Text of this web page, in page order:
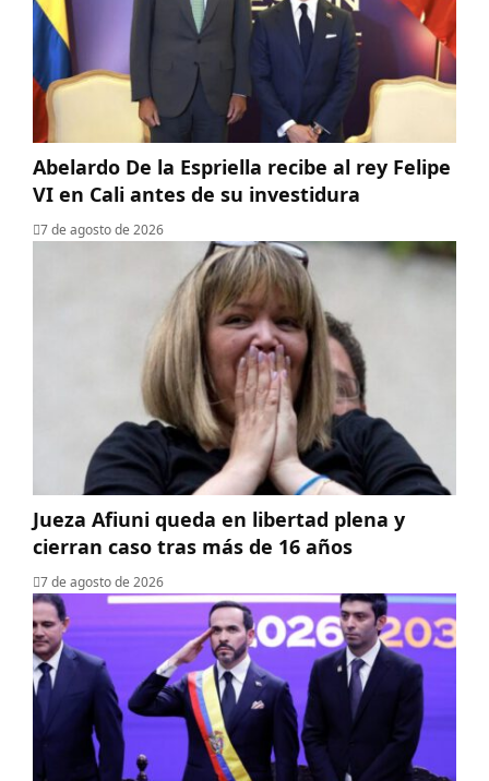
Abelardo De la Espriella recibe al rey Felipe
VI en Cali antes de su investidura
7 de agosto de 2026
Jueza Afiuni queda en libertad plena y
cierran caso tras más de 16 años
7 de agosto de 2026